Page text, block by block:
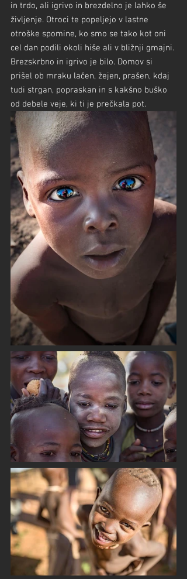
in trdo, ali igrivo in brezdelno je lahko še
življenje. Otroci te popeljejo v lastne
otroške spomine, ko smo se tako kot oni
cel dan podili okoli hiše ali v bližnji gmajni.
Brezskrbno in igrivo je bilo. Domov si
prišel ob mraku lačen, žejen, prašen, kdaj
tudi strgan, popraskan in s kakšno buško
od debele veje, ki ti je prečkala pot.